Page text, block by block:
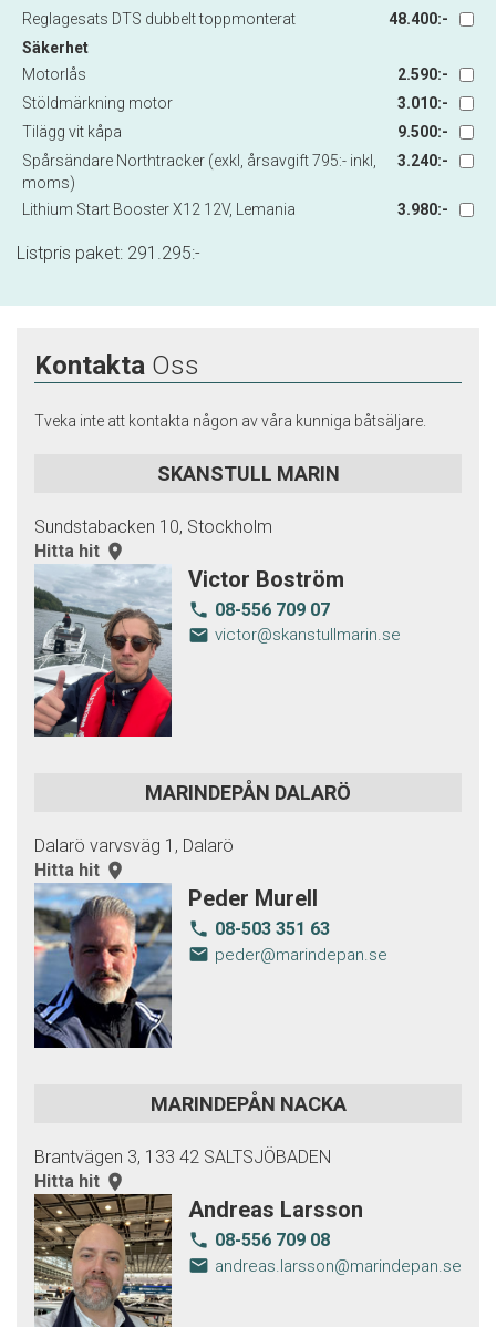
Reglagesats DTS dubbelt toppmonterat
48.400:-
Säkerhet
Motorlås
2.590:-
Stöldmärkning motor
3.010:-
Tilägg vit kåpa
9.500:-
Spårsändare Northtracker (exkl, årsavgift 795:- inkl,
moms)
3.240:-
Lithium Start Booster X12 12V, Lemania 3.980:-
Listpris paket: 291.295:-
Kontakta Oss
Tveka inte att kontakta någon av våra kunniga båtsäljare.
SKANSTULL MARIN
Sundstabacken 10, Stockholm
Hitta hit room
Victor Boström
local_phone 08-556 709 07
email victor@skanstullmarin.se
MARINDEPÅN DALARÖ
Dalarö varvsväg 1, Dalarö
Hitta hit room
Peder Murell
local_phone 08-503 351 63
email peder@marindepan.se
MARINDEPÅN NACKA
Brantvägen 3, 133 42 SALTSJÖBADEN
Hitta hit room
Andreas Larsson
local_phone 08-556 709 08
email andreas.larsson@marindepan.se